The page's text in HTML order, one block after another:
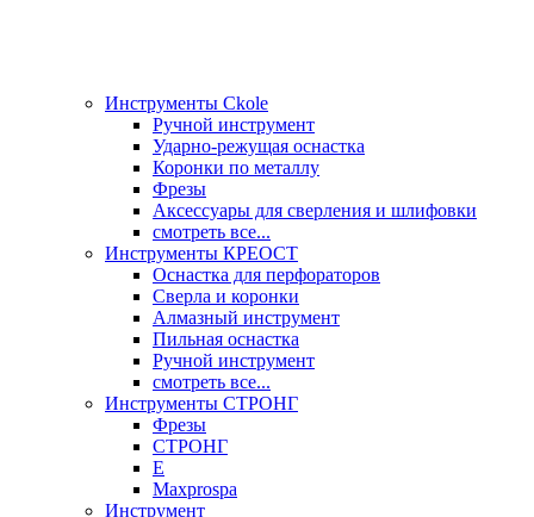
Инструменты Ckole
Ручной инструмент
Ударно‑режущая оснастка
Коронки по металлу
Фрезы
Аксессуары для сверления и шлифовки
смотреть все...
Инструменты КРЕОСТ
Оснастка для перфораторов
Сверла и коронки
Алмазный инструмент
Пильная оснастка
Ручной инструмент
смотреть все...
Инструменты СТРОНГ
Фрезы
СТРОНГ
Е
Maxprospa
Инструмент